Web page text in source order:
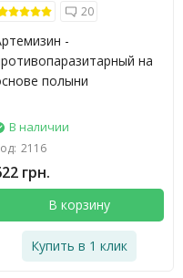
20
-
на
полыни
В наличии
2116
грн.
В корзину
Купить в 1 клик